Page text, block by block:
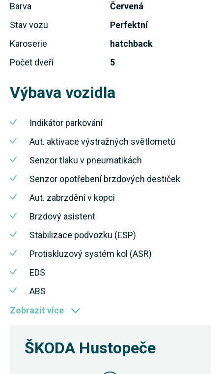
Barva
Červená
Stav vozu
Perfektní
Karoserie
hatchback
Počet dveří
5
Výbava vozidla
Indikátor parkování
Aut. aktivace výstražných světlometů
Senzor tlaku v pneumatikách
Senzor opotřebení brzdových destiček
Aut. zabrzdění v kopci
Brzdový asistent
Stabilizace podvozku (ESP)
Protiskluzový systém kol (ASR)
EDS
ABS
Zobrazit více
ŠKODA Hustopeče